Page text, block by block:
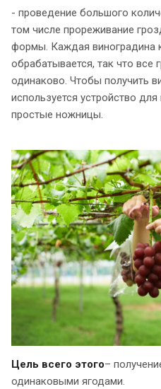
- проведение большого
том числе прореживание
формы. Каждая виноградина
обрабатывается, так что все
одинаково. Чтобы получить
используется устройство
простые ножницы.
Цель всего этого–
одинаковыми ягодами.